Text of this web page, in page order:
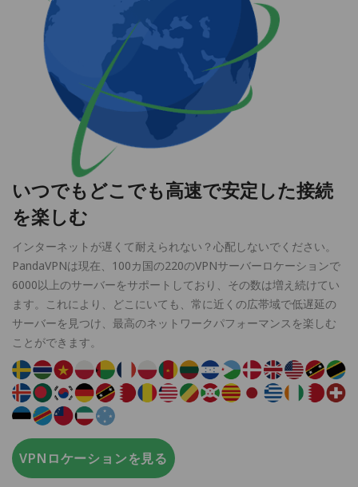
いつでもどこでも高速で安定した接続
を楽しむ
インターネットが遅くて耐えられない？心配しないでください。
PandaVPNは現在、100カ国の220のVPNサーバーロケーションで
6000以上のサーバーをサポートしており、その数は増え続けてい
ます。これにより、どこにいても、常に近くの広帯域で低遅延の
サーバーを見つけ、最高のネットワークパフォーマンスを楽しむ
ことができます。
VPNロケーションを見る